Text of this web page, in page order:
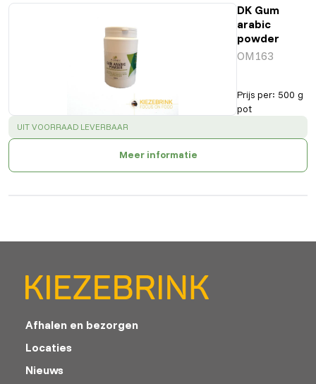
DK Gum
arabic
powder
OM163
Prijs per: 500 g
pot
SUCCESS:
UIT VOORRAAD LEVERBAAR
Meer informatie
Afhalen en bezorgen
Locaties
Nieuws